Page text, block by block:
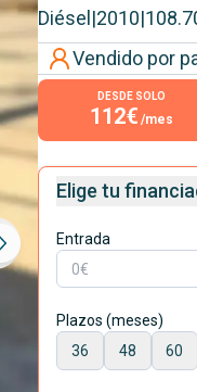
Diésel |2010|
Vendido por
DESDE SOLO
112€ /mes
Elige tu
Entrada
Plazos (meses)
36
48 60